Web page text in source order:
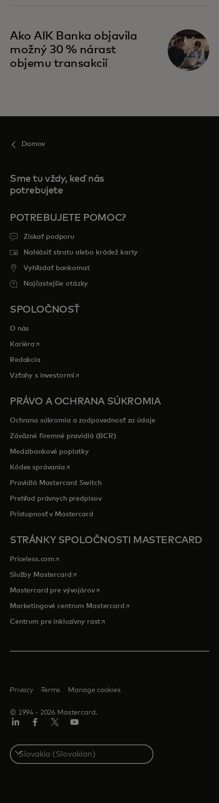
Ako AIK Banka objavila
možný 30 % nárast
objemu transakcií
Domov
Sme tu vždy, keď nás
potrebujete
POTREBUJETE POMOC?
Získať podporu
Nahlásiť stratu alebo krádež karty
Vyhľadať bankomat
Najčastejšie otázky
SPOLOČNOSŤ
O nás
Kariéra opens in a new tab
Redakcia
Vzťahy s investormi opens in a new tab
PRÁVO A OCHRANA SÚKROMIA
Ochrana súkromia a zodpovednosť za údaje
Záväzné firemné pravidlá (BCR)
Medzibankové poplatky
Kódex správaniaopens in a new tab
Pravidlá Mastercard Switch
Prehľad právnych predpisov
Prístupnosť v Mastercard
STRÁNKY SPOLOČNOSTI MASTERCARD
Priceless.com opens in a new tab
Služby Mastercardopens in a new tab
Mastercard pre vývojárovopens in a new tab
Marketingové centrum Mastercardopens in a new tab
Centrum pre inkluzívny rastopens in a new tab
© 1994 ‑ 2026 Mastercard.
Privacy Terms Manage cookies
Select
a
country